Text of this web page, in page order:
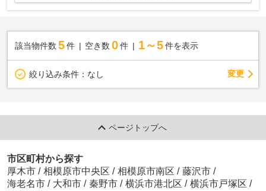
該当物件数 5件 空き数 0 件 1～5 件を表示
絞り込み条件： なし 変更
ページトップへ
市区町村から探す
厚木市 / 相模原市中央区 / 相模原市南区 / 藤沢市 /
海老名市 / 大和市 / 秦野市 / 横浜市港北区 / 横浜市戸塚区 /